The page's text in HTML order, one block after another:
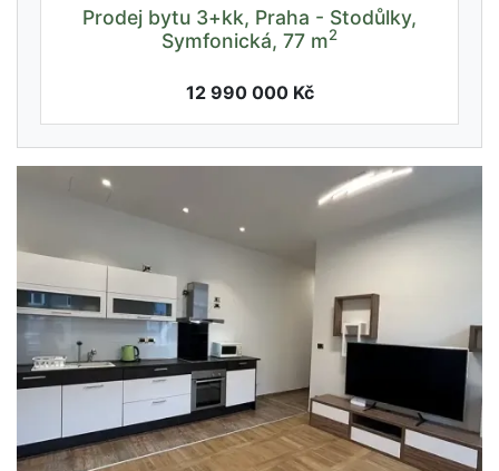
Prodej bytu 3+kk, Praha - Stodůlky,
Symfonická, 77 m2
12 990 000 Kč